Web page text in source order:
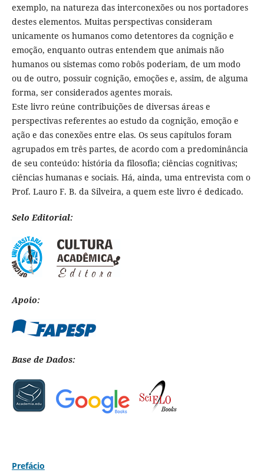
exemplo, na natureza das interconexões ou nos portadores
destes elementos. Muitas perspectivas consideram
unicamente os humanos como detentores da cognição e
emoção, enquanto outras entendem que animais não
humanos ou sistemas como robôs poderiam, de um modo
ou de outro, possuir cognição, emoções e, assim, de alguma
forma, ser considerados agentes morais.
Este livro reúne contribuições de diversas áreas e
perspectivas referentes ao estudo da cognição, emoção e
ação e das conexões entre elas. Os seus capítulos foram
agrupados em três partes, de acordo com a predominância
de seu conteúdo: história da filosofia; ciências cognitivas;
ciências humanas e sociais. Há, ainda, uma entrevista com o
Prof. Lauro F. B. da Silveira, a quem este livro é dedicado.
Selo Editorial:
Apoio:
Base de Dados:
Prefácio